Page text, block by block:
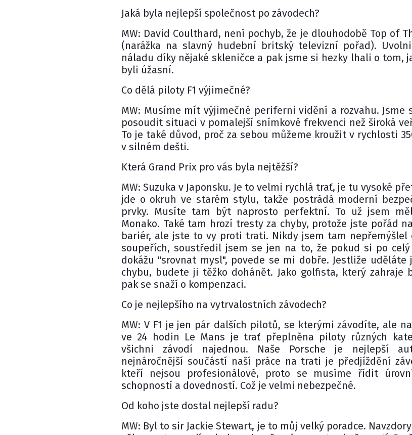
Jaká byla nejlepší společnost po závodech?
MW: David Coulthard, není pochyb, že je dlouhodobě Top of
(narážka na slavný hudební britský televizní pořad).
náladu díky nějaké skleničce a pak jsme si hezky lhali o tom,
byli úžasní.
Co dělá piloty F1 výjimečné?
MW: Musíme mít výjimečné periferni vidění a rozvahu. Jsme
posoudit situaci v pomalejší snímkové frekvenci než široká
To je také důvod, proč za sebou můžeme kroužit v rychlosti
v silném dešti.
Která Grand Prix pro vás byla nejtěžší?
MW: Suzuka v Japonsku. Je to velmi rychlá trať, je tu vysoké
jde o okruh ve starém stylu, takže postrádá moderní
prvky. Musíte tam být naprosto perfektní. To už jsem
Monako. Také tam hrozí tresty za chyby, protože jste pořád
bariér, ale jste to vy proti trati. Nikdy jsem tam nepřemýšlel
soupeřích, soustředil jsem se jen na to, že pokud si po celý
dokážu "srovnat mysl", povede se mi dobře. Jestliže uděláte
chybu, budete ji těžko dohánět. Jako golfista, který zahraje
pak se snaží o kompenzaci.
Co je nejlepšího na vytrvalostních závodech?
MW: V F1 je jen pár dalších pilotů, se kterými závodíte, ale
ve 24 hodin Le Mans je trať přeplněna piloty různých
všichni závodí najednou. Naše Porsche je nejlepší
nejnáročnější součástí naší práce na trati je předjíždění
kteří nejsou profesionálové, proto se musíme řídit
schopností a dovedností. Což je velmi nebezpečné.
Od koho jste dostal nejlepší radu?
MW: Byl to sir Jackie Stewart, je to můj velký poradce.